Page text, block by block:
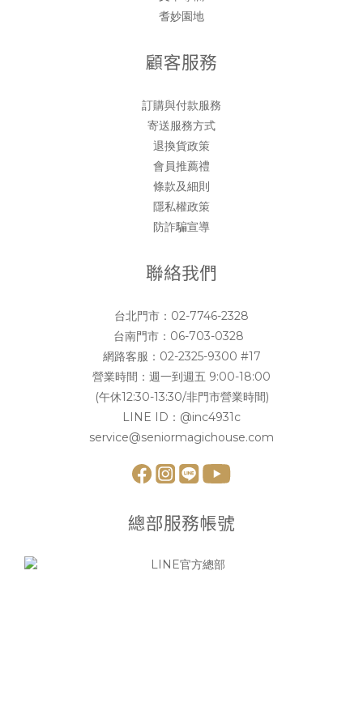
耆妙園地
顧客服務
訂購與付款服務
寄送服務方式
退換貨政策
會員推薦禮
條款及細則
隱私權政策
防詐騙宣導
聯絡我們
台北門市： 02-7746-2328
台南門市： 06-703-0328
網路客服： 02-2325-9300 #17
營業時間：週一到週五 9:00-18:00
(午休12:30-13:30/非門市營業時間)
LINE ID： @inc4931c
service@seniormagichouse.com
總部服務帳號